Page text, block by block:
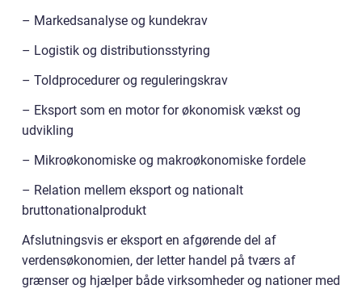
– Markedsanalyse og kundekrav
– Logistik og distributionsstyring
– Toldprocedurer og reguleringskrav
– Eksport som en motor for økonomisk vækst og
udvikling
– Mikroøkonomiske og makroøkonomiske fordele
– Relation mellem eksport og nationalt
bruttonationalprodukt
Afslutningsvis er eksport en afgørende del af
verdensøkonomien, der letter handel på tværs af
grænser og hjælper både virksomheder og nationer med